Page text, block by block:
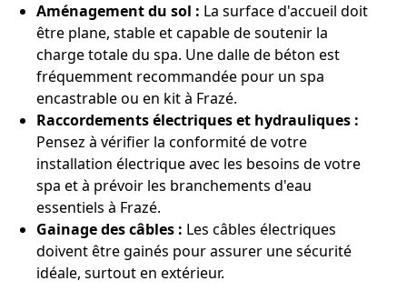
Aménagement du sol : La surface d'accueil doit
être plane, stable et capable de soutenir la
charge totale du spa. Une dalle de béton est
fréquemment recommandée pour un spa
encastrable ou en kit à Frazé.
Raccordements électriques et hydrauliques :
Pensez à vérifier la conformité de votre
installation électrique avec les besoins de votre
spa et à prévoir les branchements d'eau
essentiels à Frazé.
Gainage des câbles : Les câbles électriques
doivent être gainés pour assurer une sécurité
idéale, surtout en extérieur.